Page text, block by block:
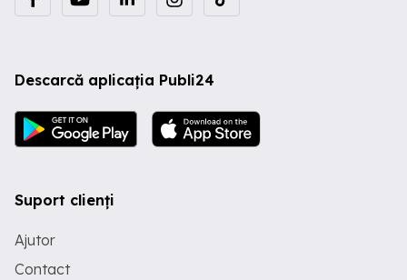
Descarcă aplicația Publi24
Suport clienți
Ajutor
Contact